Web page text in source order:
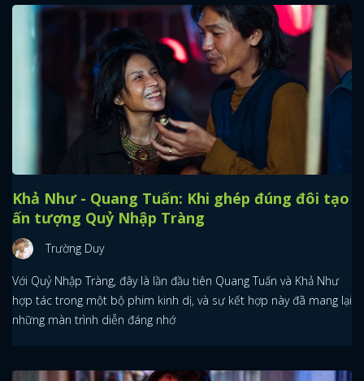
Khả Như - Quang Tuấn: Khi ghép đúng đôi tạo
ấn tượng Quỷ Nhập Tràng
Trường Duy
Với Quỷ Nhập Tràng, đây là lần đầu tiên Quang Tuấn và Khả Như
hợp tác trong một bộ phim kinh dị, và sự kết hợp này đã mang lại
những màn trình diễn đáng nhớ